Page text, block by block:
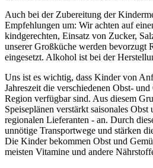
Auch bei der Zubereitung der
Empfehlungen um: Wir achten auf
kindgerechten, Einsatz von Zucker,
unserer Großküche werden bevorzugt
eingesetzt. Alkohol ist bei der
Uns ist es wichtig, dass Kinder von
Jahreszeit die verschiedenen Obst- und
Region verfügbarsind. Aus diesem
Speiseplänen verstärkt saisonales Obst
regionalen Lieferanten - an. Durch
unnötige Transportwege und stärken
Die Kinderbekommen Obst und
meisten Vitamine und andere